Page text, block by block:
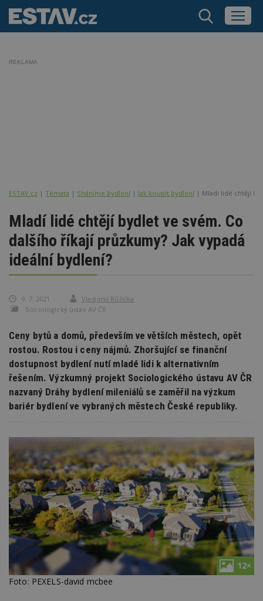
REKLAMA
ESTAV.cz Témata Sháníme bydlení Jak koupit bydlení Mladí lidé chtějí
Mladí lidé chtějí bydlet ve svém. Co
dalšího říkají průzkumy? Jak vypadá
ideální bydlení?
9. 7. 2021
Vlastimil Růžička
Sociologický ústav AV ČR
Ceny bytů a domů, především ve větších městech, opět
rostou. Rostou i ceny nájmů. Zhoršující se finanční
dostupnost bydlení nutí mladé lidi k alternativním
řešením. Výzkumný projekt Sociologického ústavu AV ČR
nazvaný Dráhy bydlení mileniálů se zaměřil na výzkum
bariér bydlení ve vybraných městech České republiky.
12×
Foto: PEXELS-david mcbee